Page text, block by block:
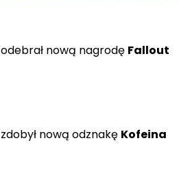
odebrał nową nagrodę Fallout
zdobył nową odznakę Kofeina